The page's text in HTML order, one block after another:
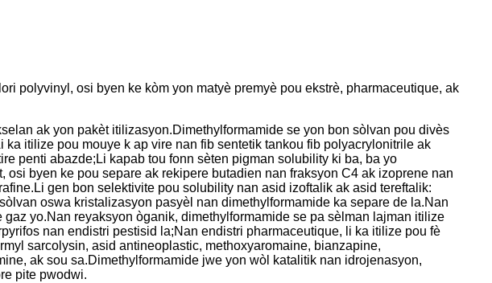
polyvinyl, osi byen ke kòm yon matyè premyè pou ekstrè, pharmaceutique, ak
ak yon pakèt itilizasyon.Dimethylformamide se yon bon sòlvan pou divès
itilize pou mouye k ap vire nan fib sentetik tankou fib polyacrylonitrile ak
penti abazde;Li kapab tou fonn sèten pigman solubility ki ba, ba yo
byen ke pou separe ak rekipere butadien nan fraksyon C4 ak izoprene nan
gen bon selektivite pou solubility nan asid izoftalik ak asid tereftalik:
oswa kristalizasyon pasyèl nan dimethylformamide ka separe de la.Nan
yo.Nan reyaksyon òganik, dimethylformamide se pa sèlman lajman itilize
nan endistri pestisid la;Nan endistri pharmaceutique, li ka itilize pou fè
sarcolysin, asid antineoplastic, methoxyaromaine, bianzapine,
ak sou sa.Dimethylformamide jwe yon wòl katalitik nan idrojenasyon,
pite pwodwi.